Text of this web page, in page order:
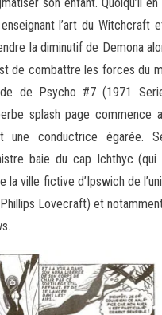
l’art du Witchcraft
la diminutif de Demona
de combattre les forces du
de Psycho #7 (1971
splash page commence
une conductrice égarée.
baie du cap Ichthyc (qui
la ville fictive d’Ipswich de
Lovecraft) et